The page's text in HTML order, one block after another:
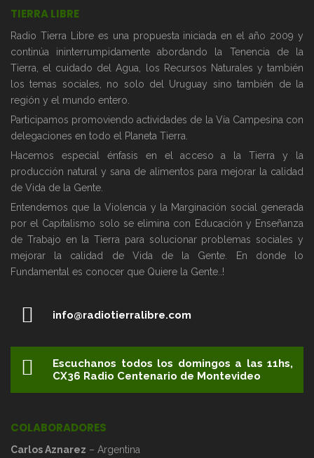
TIERRA LIBRE
Radio Tierra Libre es una propuesta iniciada en el año 2009 y
continúa ininterrumpidamente abordando la Tenencia de la
Tierra, el cuidado del Agua, los Recursos Naturales y también
los temas sociales, no solo del Uruguay sino también de la
región y el mundo entero.
Participamos promoviendo actividades de la Vía Campesina con
delegaciones en todo el Planeta Tierra.
Hacemos especial énfasis en el acceso a la Tierra y la
producción natural y sana de alimentos para mejorar la calidad
de Vida de la Gente.
Entendemos que la Violencia y la Marginación social generada
por el Capitalismo solo se elimina con Educación y Enseñanza
de Trabajo en la Tierra para solucionar problemas sociales y
mejorar la calidad de Vida de la Gente. En donde lo
Fundamental es conocer que Quiere la Gente..!
info@radiotierralibre.com
Escuchanos todos los domingos a las 11hs,
CX36 Radio Centenario de Montevideo
COLABORADORES
Carlos Aznarez – Argentina